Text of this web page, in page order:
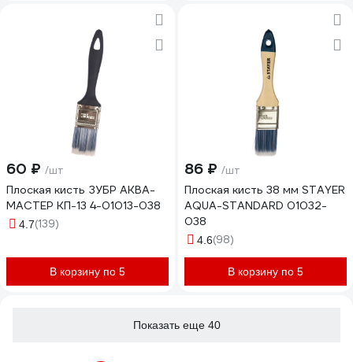
60 ₽ /шт
Плоская кисть ЗУБР АКВА-
МАСТЕР КП-13 4-01013-038
4.7(139)
В корзину по 5
86 ₽ /шт
Плоская кисть 38 мм STAYER
AQUA-STANDARD 01032-
038
4.6(98)
В корзину по 5
Показать еще 40